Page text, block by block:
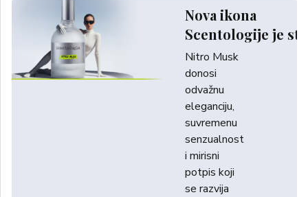
Nova ikona
Scentologije je
Nitro Musk
donosi
odvažnu
eleganciju,
suvremenu
senzualnost
i mirisni
potpis koji
se razvija